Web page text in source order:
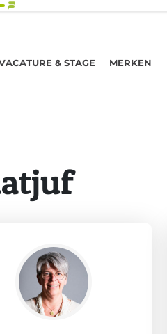
& STAGE MERKEN